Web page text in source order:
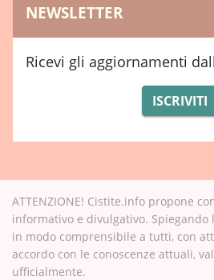
NEWSLETTER
Ricevi gli aggiornamenti
ISCRIVITI
ATTENZIONE! Cistite.info propone
informativo e divulgativo.
in modo comprensibile a tutti, con
accordo con le conoscenze attuali,
ufficialmente.